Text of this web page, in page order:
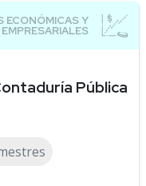
Pública